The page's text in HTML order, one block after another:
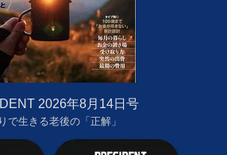
2026年8月14日号
で生きる老後の「正解」